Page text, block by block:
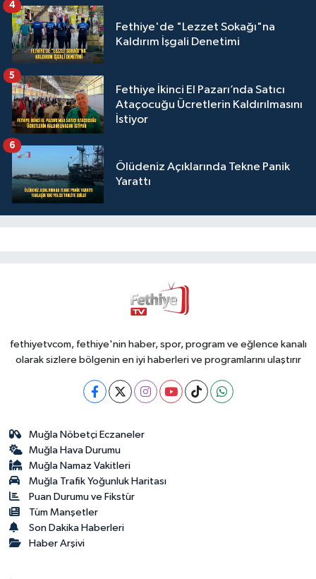
Fethiye'de "Lezzet Sokağı"na
Kaldırım İşgali Denetimi
4
Fethiye İkinci El Pazarı’nda Satıcı
Ataçocuğu Ücretlerin Kaldırılmasını
İstiyor
5
Ölüdeniz Açıklarında Tekne Panik
Yarattı
6
fethiyetvcom, fethiye'nin haber, spor, program ve eğlence kanalı
olarak sizlere bölgenin en iyi haberleri ve programlarını ulaştırır
Muğla Nöbetçi Eczaneler
Muğla Hava Durumu
Muğla Namaz Vakitleri
Muğla Trafik Yoğunluk Haritası
Puan Durumu ve Fikstür
Tüm Manşetler
Son Dakika Haberleri
Haber Arşivi